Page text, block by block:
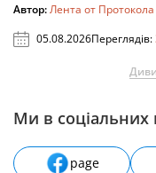
Автор:Лента от Протокола
05.08.2026Переглядів:
Ми в соціальних
page